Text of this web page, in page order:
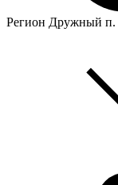
Регион Дружный п.